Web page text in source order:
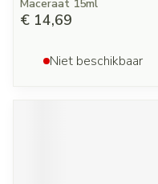
Maceraat 15ml
€ 14,69
Niet beschikbaar